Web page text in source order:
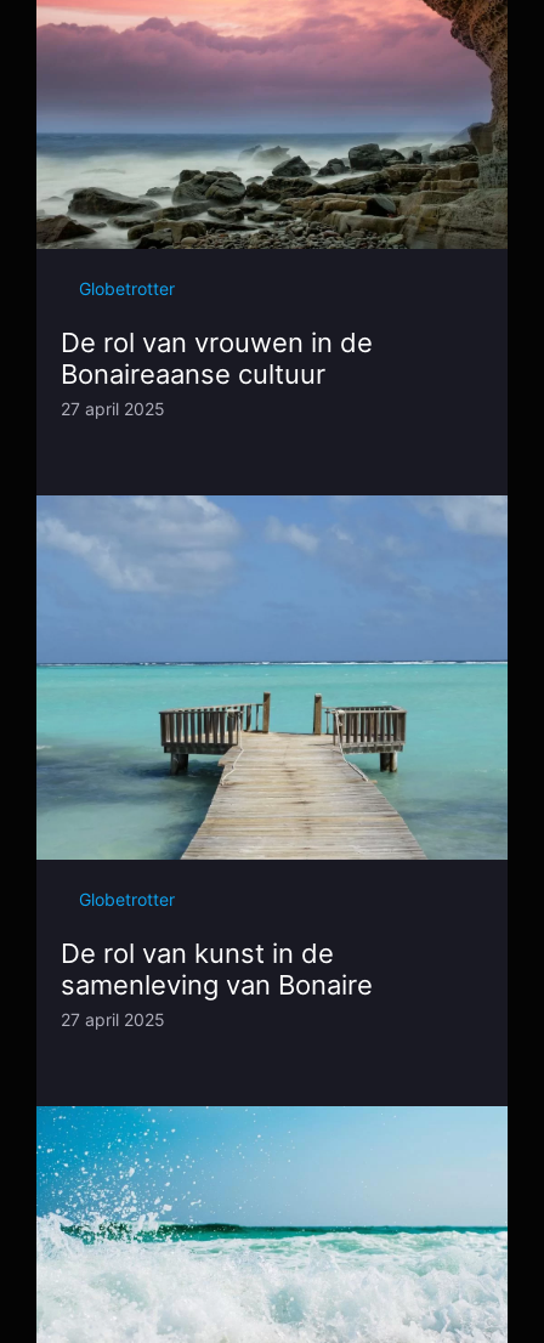
Globetrotter
De rol van vrouwen in de
Bonaireaanse cultuur
27 april 2025
Globetrotter
De rol van kunst in de
samenleving van Bonaire
27 april 2025